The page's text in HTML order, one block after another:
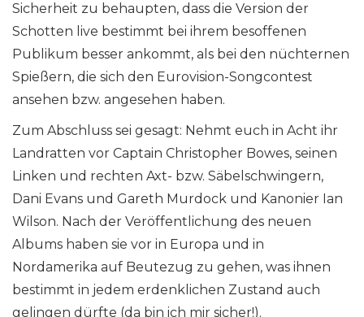
Sicherheit zu behaupten, dass die Version der
Schotten live bestimmt bei ihrem besoffenen
Publikum besser ankommt, als bei den nüchternen
Spießern, die sich den Eurovision-Songcontest
ansehen bzw. angesehen haben.
Zum Abschluss sei gesagt: Nehmt euch in Acht ihr
Landratten vor Captain Christopher Bowes, seinen
Linken und rechten Axt- bzw. Säbelschwingern,
Dani Evans und Gareth Murdock und Kanonier Ian
Wilson. Nach der Veröffentlichung des neuen
Albums haben sie vor in Europa und in
Nordamerika auf Beutezug zu gehen, was ihnen
bestimmt in jedem erdenklichen Zustand auch
gelingen dürfte (da bin ich mir sicher!).